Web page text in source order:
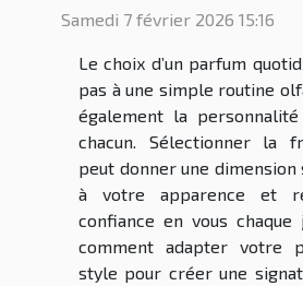
Samedi 7 février 2026 15:16
Le choix d’un parfum
pas à une simple routine
également la
chacun. Sélectionner la
peut donner une
à votre apparence et
confiance en vous chaque
comment adapter votre
style pour créer une